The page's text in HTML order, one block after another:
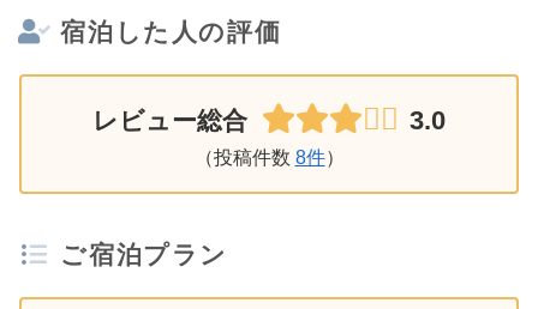
宿泊した人の評価
レビュー総合 3.0
（投稿件数 8件）
ご宿泊プラン